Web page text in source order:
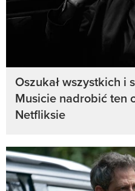
Oszukał wszystkich i
Musicie nadrobić ten
Netfliksie